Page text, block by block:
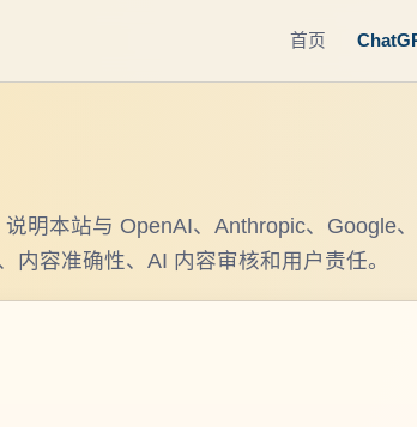
首页
明本站与 OpenAI、Anthropic、Google
内容准确性、AI 内容审核和用户责任。